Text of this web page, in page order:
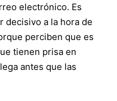
electrónico. Es
decisivo a la hora de
perciben que es
tienen prisa en
antes que las